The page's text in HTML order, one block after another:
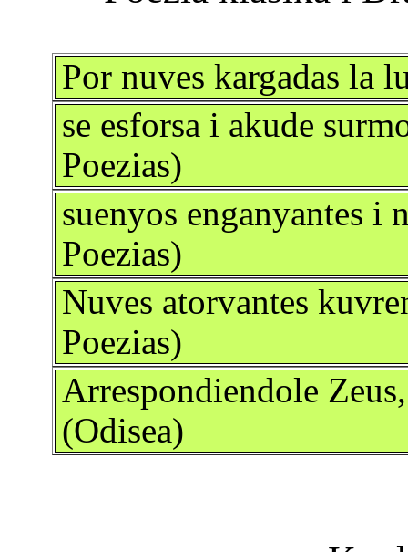
Por nuves kargadas la
se esforsa i akude
Poezias)
suenyos enganyantes i
Poezias)
Nuves atorvantes
Poezias)
Arrespondiendole
(Odisea)